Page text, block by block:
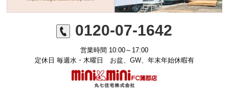
0120-07-1642
営業時間 10:00～17:00
定休日 毎週水・木曜日 お盆、GW、年末年始休暇有